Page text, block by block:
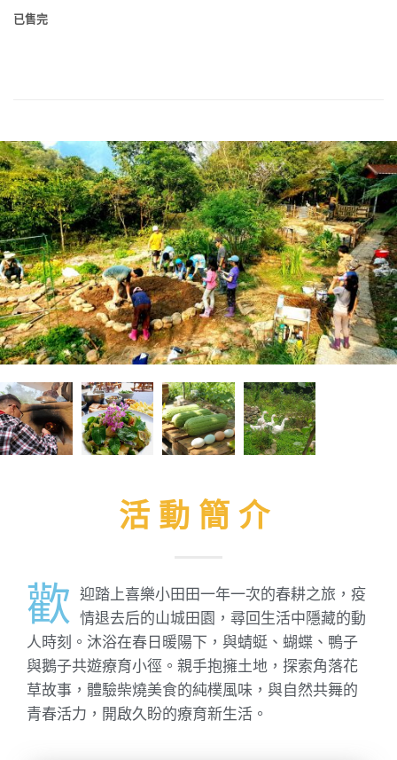
已售完
活動簡介
歡 迎踏上喜樂小田田一年一次的春耕之旅，疫
情退去后的山城田園，尋回生活中隱藏的動
人時刻。沐浴在春日暖陽下，與蜻蜓、蝴蝶、鴨子
與鵝子共遊療育小徑。親手抱擁土地，探索角落花
草故事，體驗柴燒美食的純樸風味，與自然共舞的
青春活力，開啟久盼的療育新生活。